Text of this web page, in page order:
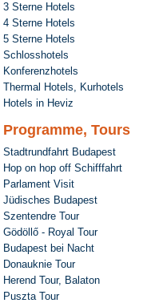
3 Sterne Hotels
4 Sterne Hotels
5 Sterne Hotels
Schlosshotels
Konferenzhotels
Thermal Hotels, Kurhotels
Hotels in Heviz
Programme, Tours
Stadtrundfahrt Budapest
Hop on hop off Schifffahrt
Parlament Visit
Jüdisches Budapest
Szentendre Tour
Gödöllő - Royal Tour
Budapest bei Nacht
Donauknie Tour
Herend Tour, Balaton
Puszta Tour